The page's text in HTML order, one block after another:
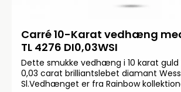
Carré 10-Karat vedhæng
TL 4276 DI0,03WSI
Dette smukke vedhæng i 10 karat
0,03 carat brilliantslebet diamant
Sl.Vedhænget er fra Rainbow